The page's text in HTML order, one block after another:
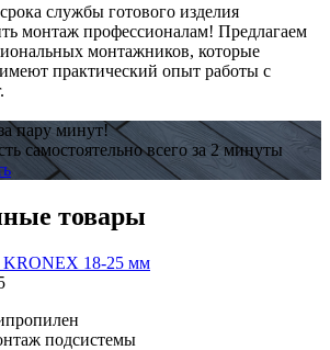
службы готового изделия
монтаж профессионалам! Предлагаем
монтажников, которые
практический опыт работы с
пару минут!
самостоятельно всего за 2 минуты
товары
KRONEX 18-25 мм
подсистемы